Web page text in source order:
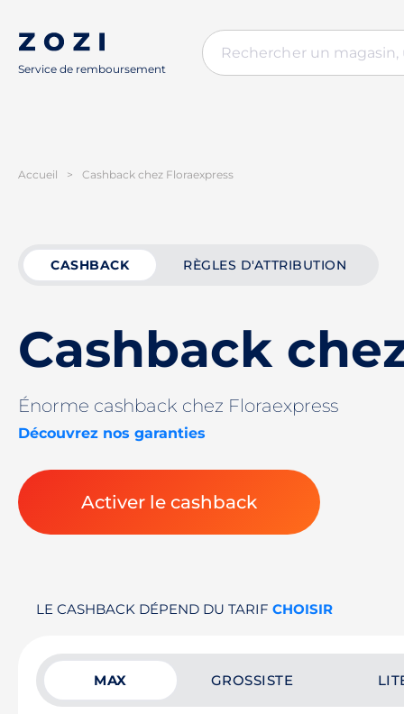
Service de remboursement
Accueil > Cashback chez Floraexpress
CASHBACK RÈGLES D'ATTRIBUTION
Cashback
Énorme cashback chez Floraexpress
Découvrez nos garanties
Activer le cashback
LE CASHBACK DÉPEND DU TARIF CHOISIR
MAX GROSSISTE